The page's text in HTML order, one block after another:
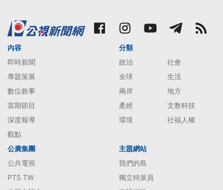
內容
即時新聞
專題策展
數位敘事
當期節目
深度報導
觀點
分類
政治
社會
全球
生活
兩岸
地方
產經
文教科技
環境
社福人權
公廣集團
公共電視
PTS TW
主題網站
我們的島
獨立特派員